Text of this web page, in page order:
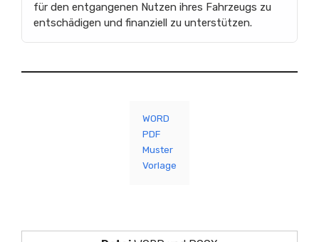
für den entgangenen Nutzen ihres Fahrzeugs zu
entschädigen und finanziell zu unterstützen.
WORD
PDF
Muster
Vorlage